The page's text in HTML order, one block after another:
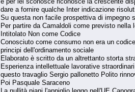
dare a fornire qualche Inter indicazione
Su questa non facile prospettiva di impegno
Per partire da Camaldoli come previsto
Intitolato Non come Codice
Conosciuto come consumo non era un
principi dell'ordinamento sociale
Elaborato è scritto da un altrettanto storta
Esperienza intellettuale lavorative
questo travaglio Sergio pallonetto Polito
Poi Pasquale Saraceno